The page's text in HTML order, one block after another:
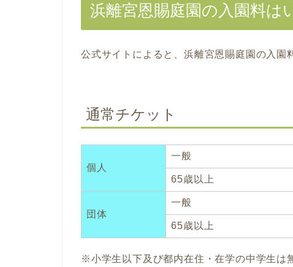
浜離宮恩賜庭園の入園料は
公式サイトによると、浜離宮恩賜庭園の入園
通常チケット
個人
一般
65歳以上
団体
一般
65歳以上
※小学生以下及び都内在住・在学の中学生は